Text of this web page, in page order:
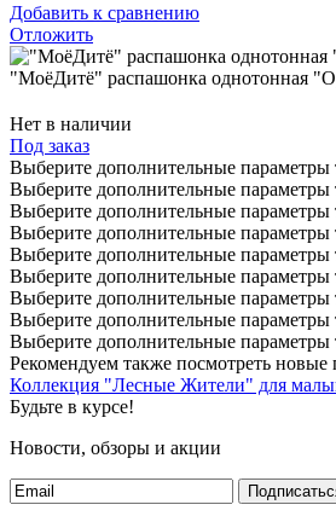
Добавить к сравнению
Отложить
"МоёДитё" распашонка однотонная
Нет в наличии
Под заказ
Выберите дополнительные параметры
Выберите дополнительные параметры
Выберите дополнительные параметры
Выберите дополнительные параметры
Выберите дополнительные параметры
Выберите дополнительные параметры
Выберите дополнительные параметры
Выберите дополнительные параметры
Выберите дополнительные параметры
Рекомендуем также посмотреть новые
Коллекция "Лесные Жители" для
Будьте в курсе!
Новости, обзоры и акции